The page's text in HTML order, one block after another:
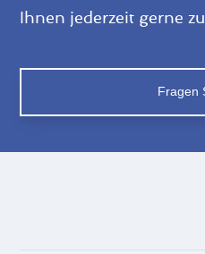
Ihnen jederzeit gerne
Fragen